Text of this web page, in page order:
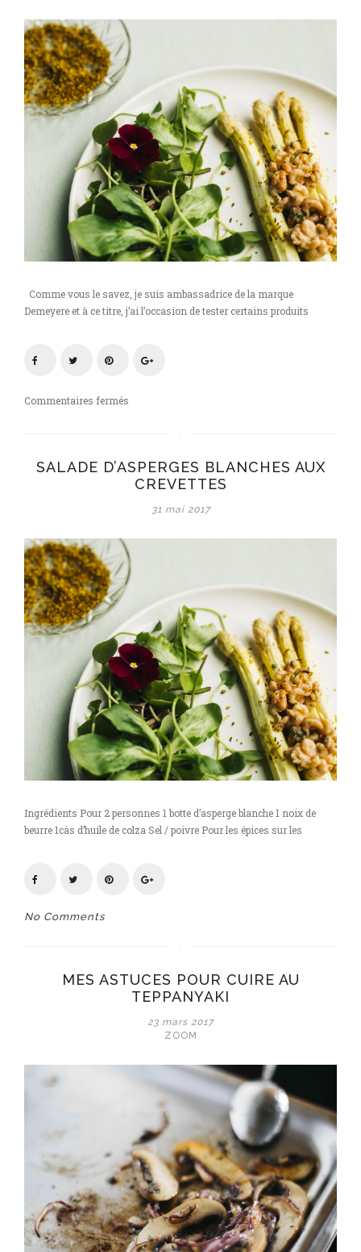
Comme vous le savez, je suis ambassadrice de la marque
Demeyere et à ce titre, j’ai l’occasion de tester certains produits
Commentaires fermés
crevettes
au
SALADE D’ASPERGES BLANCHES AUX
CREVETTES
31 mai 2017
Ingrédients Pour 2 personnes 1 botte d’asperge blanche 1 noix de
beurre 1càs d’huile de colza Sel / poivre Pour les épices sur les
No Comments
MES ASTUCES POUR CUIRE AU
TEPPANYAKI
23 mars 2017
ZOOM